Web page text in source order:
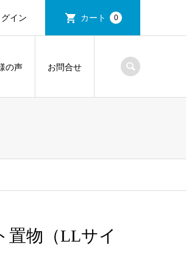
グイン カート 0
の声 お問合せ
置物（LLサイ